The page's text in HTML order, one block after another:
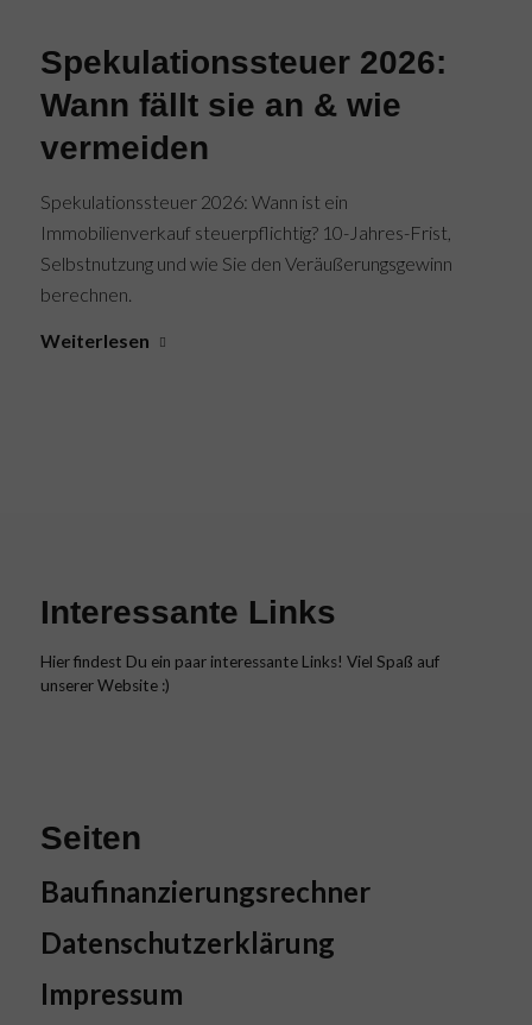
Spekulationssteuer 2026:
Wann fällt sie an & wie
vermeiden
Spekulationssteuer 2026: Wann ist ein
Immobilienverkauf steuerpflichtig? 10-Jahres-Frist,
Selbstnutzung und wie Sie den Veräußerungsgewinn
berechnen.
Weiterlesen
Interessante Links
Hier findest Du ein paar interessante Links! Viel Spaß auf
unserer Website :)
Seiten
Baufinanzierungsrechner
Datenschutzerklärung
Impressum